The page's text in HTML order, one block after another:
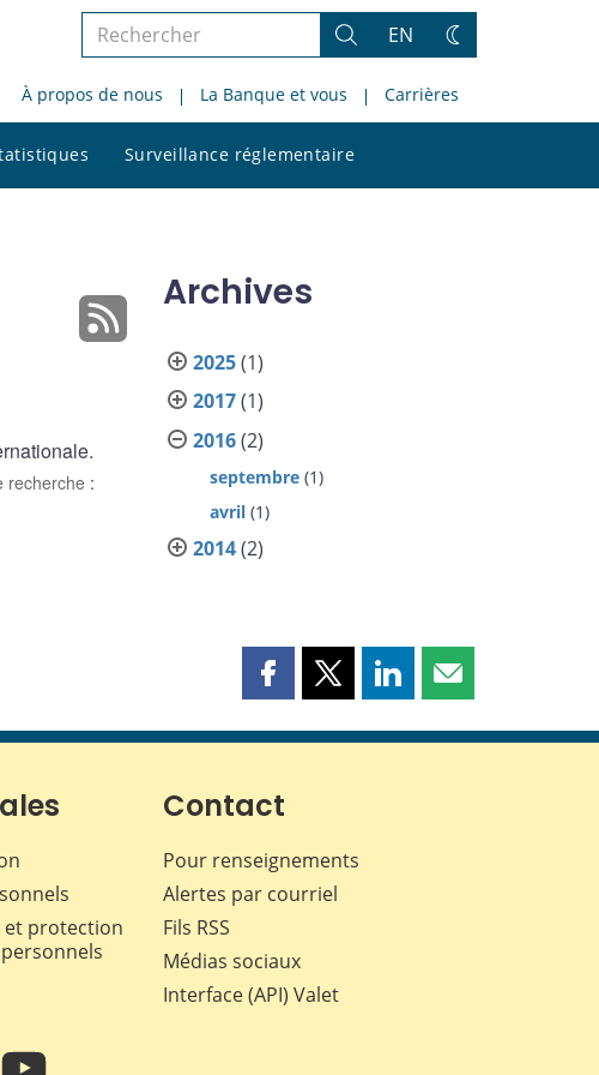
Rechercher
le
site
Rechercher
EN
Changez
thème
À propos de nous La Banque et vous Carrières
Surveillance réglementaire
le
recherche :
Archives
2025(1)
2017(1)
2016(2)
septembre (1)
avril (1)
2014(2)
Partager
page
Facebook
Partager
page
Partager
page
Partager
page
et protection
Contact
Pour renseignements
Alertes par courriel
Fils RSS
Médias sociaux
Interface (API) Valet